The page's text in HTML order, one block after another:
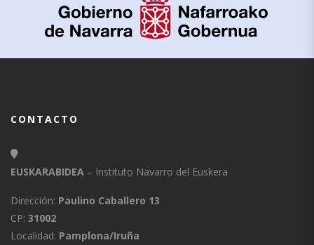
CONTACTO
EUSKARABIDEA – Instituto Navarro del Euskera
Dirección: Paulino Caballero 13
CP: 31002
Localidad: Pamplona/Iruña